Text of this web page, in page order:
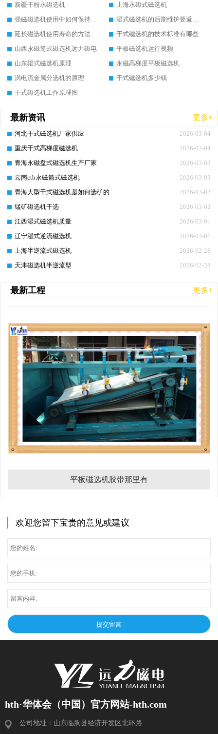
新疆干粉永磁选机
上海永磁式磁选机
强磁磁选机使用中如何保持其顺畅运行
湿式磁选机的后期维护要避开哪些坑
延长磁选机使用寿命的方法
干式磁选机的技术标准有哪些
山西永磁筒式磁选机远力磁电
平板磁选机运行视频
山东辊式磁选机原理
永磁高梯度平板磁选机
涡电流金属分选机的原理
干式磁选机多少钱
干式磁选机工作原理图
最新资讯 更多+
2026-03-04
河北干式磁选机厂家供应
2026-03-04
重庆干式高梯度磁选机
2026-03-03
青海永磁盘式磁选机生产厂家
2026-03-03
云南ctb永磁筒式磁选机
2026-03-02
青海大型干式磁选机是如何选矿的
2026-03-02
锰矿磁选机干选
2026-03-01
江西湿式磁选机质量
2026-03-01
辽宁湿式逆流磁选机
2026-02-28
上海半逆流式磁选机
2026-02-28
天津磁选机半逆流型
最新工程 更多+
平板磁选机胶带那里有
欢迎您留下宝贵的意见或建议
hth·华体会（中国）官方网站-hth.com
公司地址：山东临朐县经济开发区北环路